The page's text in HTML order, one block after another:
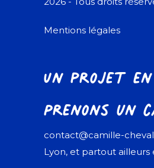
Mentions légales
Un projet
Prenons un
contact@camille-
Lyon, et partout ailleurs